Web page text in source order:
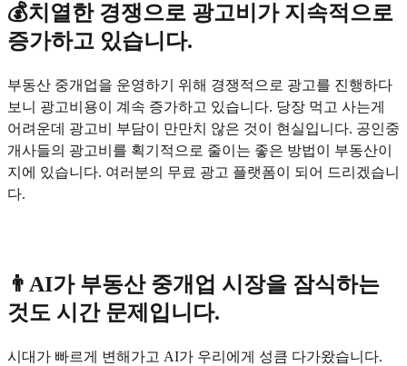
💰치열한 경쟁으로 광고비가 지속적으로
증가하고 있습니다.
부동산 중개업을 운영하기 위해 경쟁적으로 광고를 진행하다
보니 광고비용이 계속 증가하고 있습니다. 당장 먹고 사는게
어려운데 광고비 부담이 만만치 않은 것이 현실입니다. 공인중
개사들의 광고비를 획기적으로 줄이는 좋은 방법이 부동산이
지에 있습니다. 여러분의 무료 광고 플랫폼이 되어 드리겠습니
다.
👨AI가 부동산 중개업 시장을 잠식하는
것도 시간 문제입니다.
시대가 빠르게 변해가고 AI가 우리에게 성큼 다가왔습니다.